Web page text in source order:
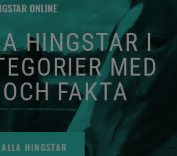
ONLINE
HINGSTAR I
MED
FAKTA
HINGSTAR